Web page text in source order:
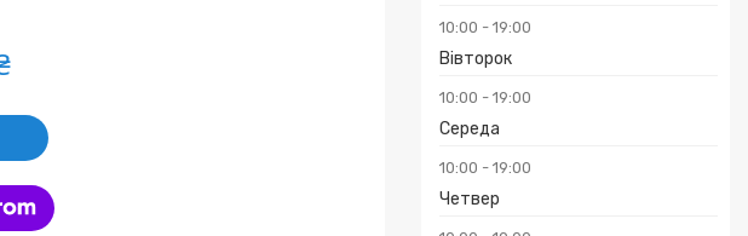
10:00 19:00
Вівторок
10:00 19:00
Середа
10:00 19:00
Четвер